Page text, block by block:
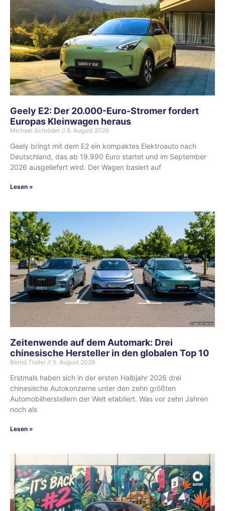
Geely E2: Der 20.000-Euro-Stromer fordert
Europas Kleinwagen heraus
Michael Schröder 6. August 2026
Geely bringt mit dem E2 ein kompaktes Elektroauto nach
Deutschland, das ab 19.990 Euro startet und im September
2026 ausgeliefert wird. Der Wagen basiert auf
Lesen »
Zeitenwende auf dem Automark: Drei
chinesische Hersteller in den globalen Top 10
Bernd Troller 5. August 2026
Erstmals haben sich in der ersten Halbjahr 2026 drei
chinesische Autokonzerne unter den zehn größten
Automobilherstellern der Welt etabliert. Was vor zehn Jahren
noch als
Lesen »